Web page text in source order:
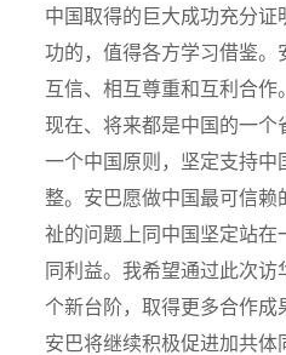
中国取得的巨大成功充分
功的，值得各方学习借鉴。
互信、相互尊重和互利合作
现在、将来都是中国的一
一个中国原则，坚定支持
整。安巴愿做中国最可信
祉的问题上同中国坚定站
同利益。我希望通过此次
个新台阶，取得更多合作成
安巴将继续积极促进加共体